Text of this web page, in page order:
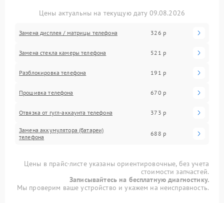
Цены актуальны на текущую дату 09.08.2026
Замена дисплея / матрицы телефона 326 р
Замена стекла камеры телефона 521 р
Разблокировка телефона 191 р
Прошивка телефона 670 р
Отвязка от гугл-аккаунта телефона 373 р
Замена аккумулятора (батареи)
телефона
688 р
Цены в прайс-листе указаны ориентировочные, без учета
стоимости запчастей.
Записывайтесь на бесплатную диагностику.
Мы проверим ваше устройство и укажем на неисправность.